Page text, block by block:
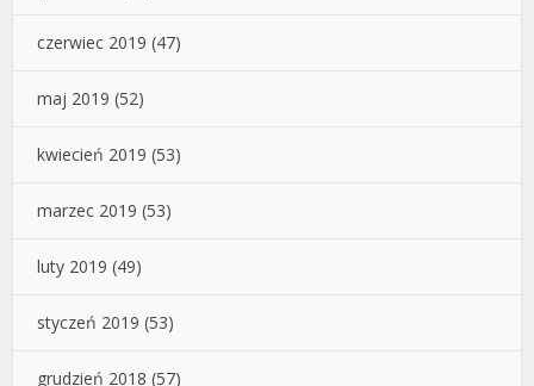
czerwiec 2019 (47)
maj 2019 (52)
kwiecień 2019 (53)
marzec 2019 (53)
luty 2019 (49)
styczeń 2019 (53)
grudzień 2018 (57)